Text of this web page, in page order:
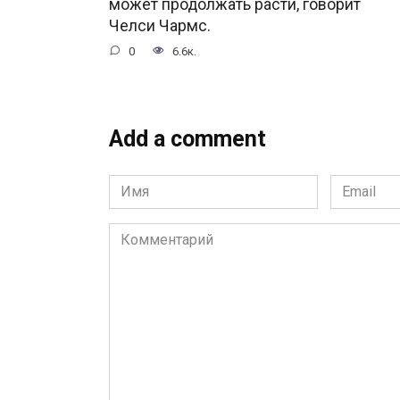
может продолжать расти, говорит
Челси Чармс.
0 6.6к.
Add a comment
Имя
*
Email
*
Комментарий